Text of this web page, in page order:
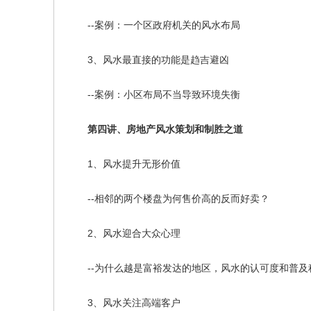
--案例：一个区政府机关的风水布局
3、风水最直接的功能是趋吉避凶
--案例：小区布局不当导致环境失衡
第四讲、房地产风水策划和制胜之道
1、风水提升无形价值
--相邻的两个楼盘为何售价高的反而好卖？
2、风水迎合大众心理
--为什么越是富裕发达的地区，风水的认可度和普及
3、风水关注高端客户